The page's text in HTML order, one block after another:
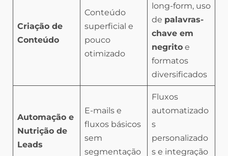
Criação de
Conteúdo
Conteúdo
superficial e
pouco
otimizado
long-form, uso
de palavras-
chave em
negrito e
formatos
diversificados
Automação e
Nutrição de
Leads
E-mails e
fluxos básicos
sem
segmentação
Fluxos
automatizado
s
personalizado
s e integração